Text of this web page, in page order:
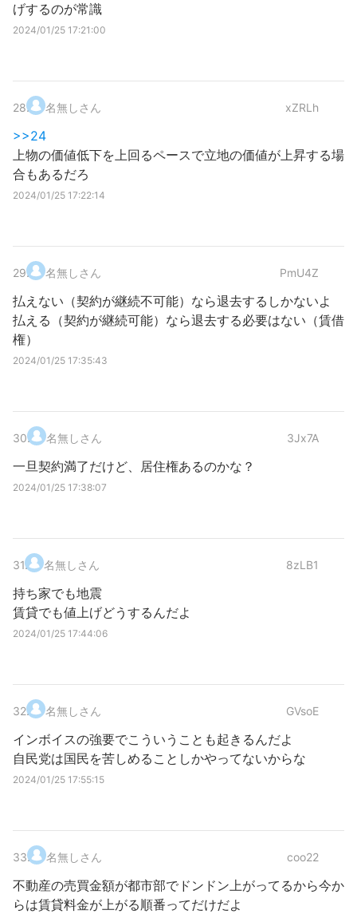
げするのが常識
2024/01/25 17:21:00
28. 名無しさん xZRLh
>>24
上物の価値低下を上回るペースで立地の価値が上昇する場
合もあるだろ
2024/01/25 17:22:14
29. 名無しさん PmU4Z
払えない（契約が継続不可能）なら退去するしかないよ
払える（契約が継続可能）なら退去する必要はない（賃借
権）
2024/01/25 17:35:43
30. 名無しさん 3Jx7A
一旦契約満了だけど、居住権あるのかな？
2024/01/25 17:38:07
31. 名無しさん 8zLB1
持ち家でも地震
賃貸でも値上げどうするんだよ
2024/01/25 17:44:06
32. 名無しさん GVsoE
インボイスの強要でこういうことも起きるんだよ
自民党は国民を苦しめることしかやってないからな
2024/01/25 17:55:15
33. 名無しさん coo22
不動産の売買金額が都市部でドンドン上がってるから今か
らは賃貸料金が上がる順番ってだけだよ